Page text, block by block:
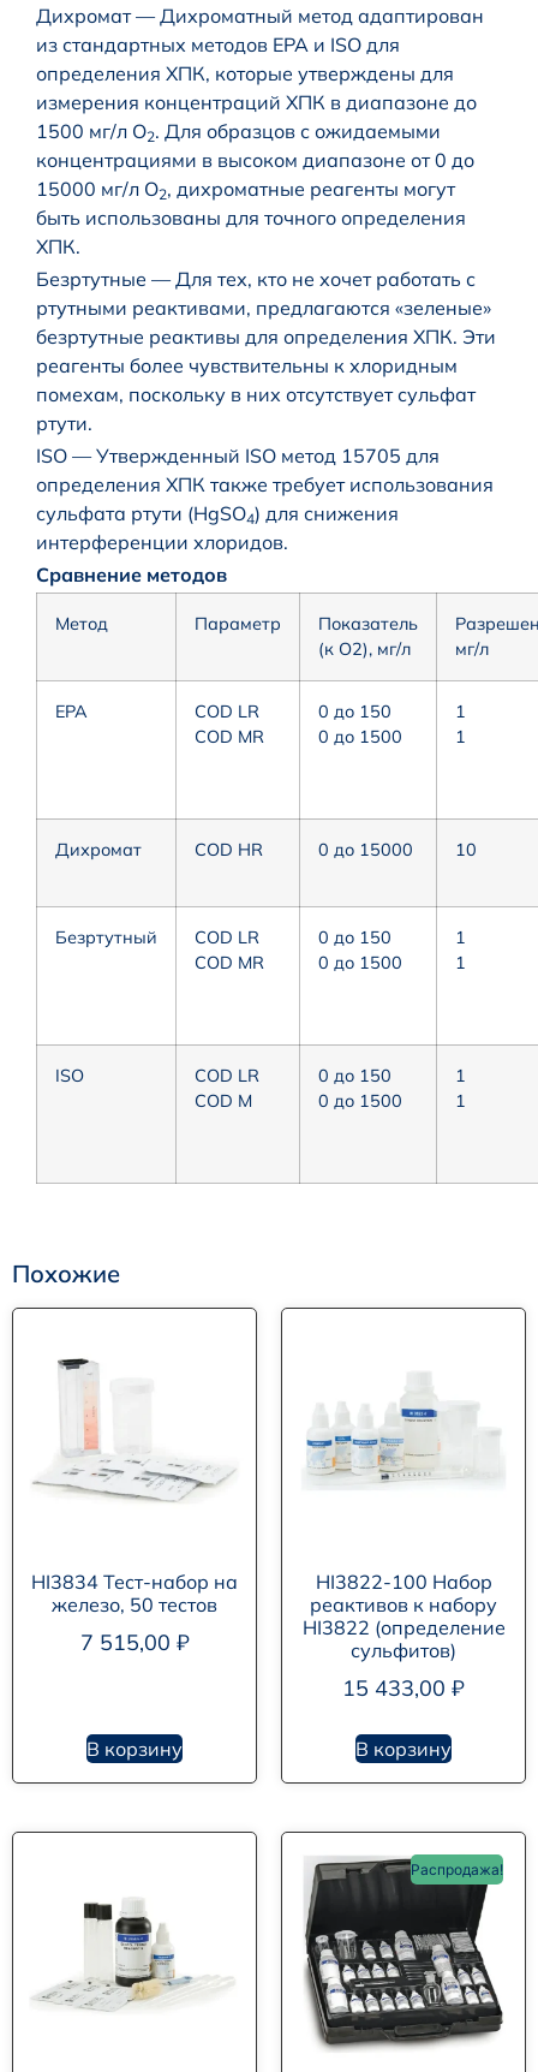
Дихромат — Дихроматный метод адаптирован
из стандартных методов EPA и ISO для
определения ХПК, которые утверждены для
измерения концентраций ХПК в диапазоне до
1500 мг/л O2. Для образцов с ожидаемыми
концентрациями в высоком диапазоне от 0 до
15000 мг/л O2, дихроматные реагенты могут
быть использованы для точного определения
ХПК.
Безртутные — Для тех, кто не хочет работать с
ртутными реактивами, предлагаются «зеленые»
безртутные реактивы для определения ХПК. Эти
реагенты более чувствительны к хлоридным
помехам, поскольку в них отсутствует сульфат
ртути.
ISO — Утвержденный ISO метод 15705 для
определения ХПК также требует использования
сульфата ртути (HgSO4) для снижения
интерференции хлоридов.
Сравнение методов
Метод Параметр
Показатель
(к O2), мг/л
мг/л
EPA
COD LR
COD MR
0 до 150
0 до 1500
1
1
Дихромат COD HR 0 до 15000 10
Безртутный
COD LR
COD MR
0 до 150
0 до 1500
1
1
ISO
COD LR
COD M
0 до 150
0 до 1500
1
1
Похожие
HI3834 Тест-набор на
железо, 50 тестов
7 515,00 ₽
В корзину
HI3822-100 Набор
реактивов к набору
HI3822 (определение
сульфитов)
15 433,00 ₽
В корзину
Распродажа!